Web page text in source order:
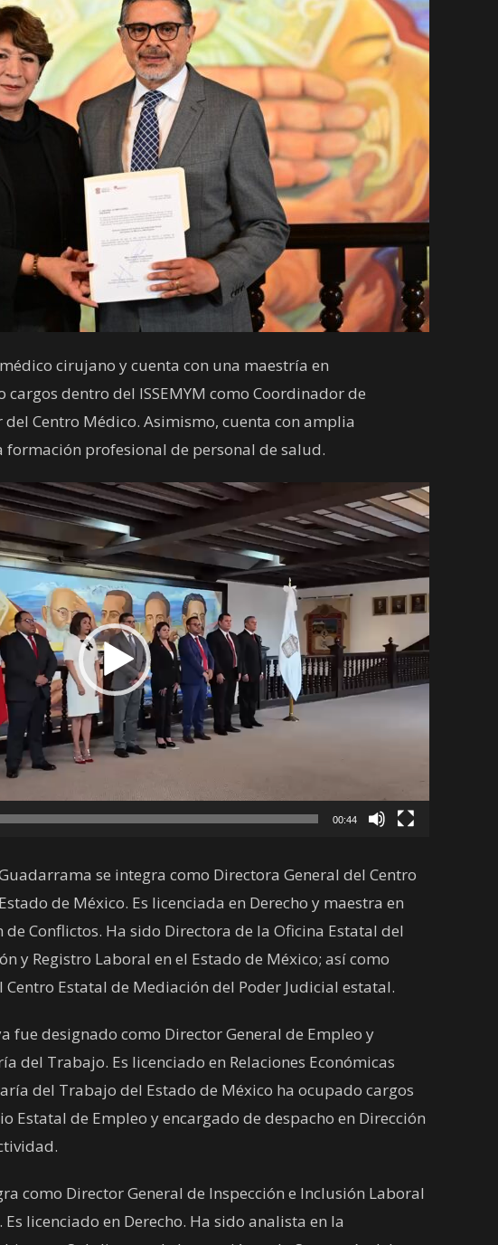
cirujano y cuenta con una maestría en
dentro del ISSEMYM como Coordinador de
del Centro Médico. Asimismo, cuenta con amplia
formación profesional de personal de salud.
00:44
se integra como Directora General del Centro
de México. Es licenciada en Derecho y maestra en
Conflictos. Ha sido Directora de la Oficina Estatal del
y Registro Laboral en el Estado de México; así como
Estatal de Mediación del Poder Judicial estatal.
fue designado como Director General de Empleo y
del Trabajo. Es licenciado en Relaciones Económicas
del Trabajo del Estado de México ha ocupado cargos
Estatal de Empleo y encargado de despacho en Dirección
como Director General de Inspección e Inclusión Laboral
licenciado en Derecho. Ha sido analista en la